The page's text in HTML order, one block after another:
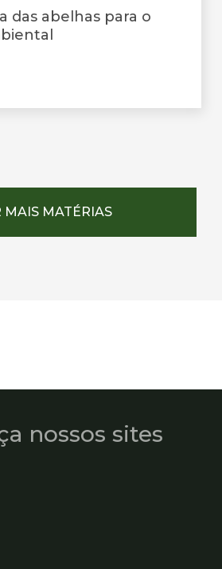
das abelhas para o
MAIS MATÉRIAS
nossos sites